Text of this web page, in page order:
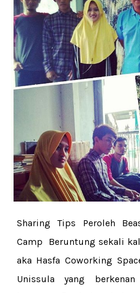
Sharing Tips Peroleh
Camp Beruntung sekali
aka Hasfa Coworking
Unissula yang